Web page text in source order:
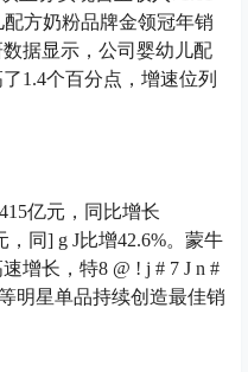
方奶粉品牌金领冠年销
据显示，公司婴幼儿配
1.4个百分点，增速位列
亿元，同比增长
，同] g J比增42.6%。蒙牛
增长，特8 @ ! j # 7 J n #
明星单品持续创造最佳销